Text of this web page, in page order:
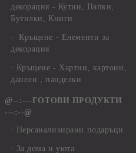
декорация - Кутии, Папки,
Бутилки, Книги
Кръщене - Елементи за
декорация
Кръщене - Хартии, картони,
данели , панделки
@--:---ГОТОВИ ПРОДУКТИ
---:--@
Персанализирани подаръци
За дома и уюта